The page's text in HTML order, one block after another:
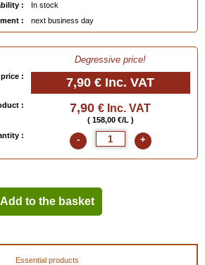
:
In stock
:
next business day
Degressive price!
: 7,90 € Inc. VAT
: 7,90 € Inc. VAT
( 158,00 €/L )
:
- +
Add to the basket
Essential products